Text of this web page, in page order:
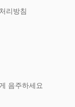
리방침
음주하세요